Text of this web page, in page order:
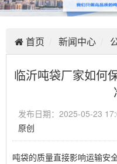
首页 新闻中心
临沂吨袋厂家如何
发布日期：2025-05-23
原创
吨袋的质量直接影响运输安